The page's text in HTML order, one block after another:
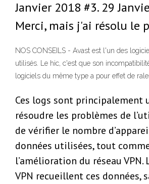
Janvier 2018 #3. 29
Merci, mais j'ai résolu le
NOS CONSEILS - Avast est l'un des
utilisés. Le hic, c'est que son
logiciels du même type a pour effet de
Ces logs sont principalement
résoudre les problèmes de
de vérifier le nombre
données utilisées, tout
l’amélioration du réseau
VPN recueillent ces données,